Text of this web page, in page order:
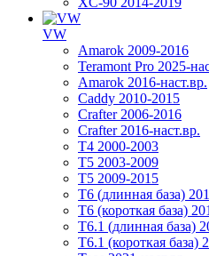
VW
Amarok 2009-2016
Teramont Pro 2025-
Amarok 2016-наст.вр.
Caddy 2010-2015
Crafter 2006-2016
Crafter 2016-наст.вр.
T4 2000-2003
T5 2003-2009
T5 2009-2015
T6 (длинная база)
Т6 (короткая база)
T6.1 (длинная база)
T6.1 (короткая база)